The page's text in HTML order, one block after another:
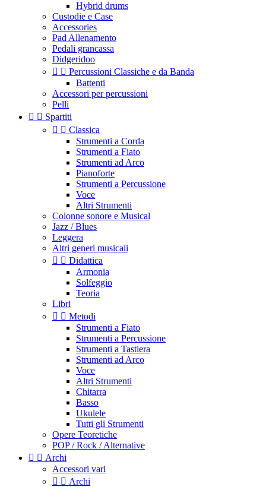
Hybrid drums
Custodie e Case
Accessories
Pad Allenamento
Pedali grancassa
Didgeridoo
  Percussioni Classiche e da Banda
Battenti
Accessori per percussioni
Pelli
  Spartiti
  Classica
Strumenti a Corda
Strumenti a Fiato
Strumenti ad Arco
Pianoforte
Strumenti a Percussione
Voce
Altri Strumenti
Colonne sonore e Musical
Jazz / Blues
Leggera
Altri generi musicali
  Didattica
Armonia
Solfeggio
Teoria
Libri
  Metodi
Strumenti a Fiato
Strumenti a Percussione
Strumenti a Tastiera
Strumenti ad Arco
Voce
Altri Strumenti
Chitarra
Basso
Ukulele
Tutti gli Strumenti
Opere Teoretiche
POP / Rock / Alternative
  Archi
Accessori vari
  Archi